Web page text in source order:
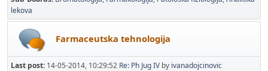
lekova
Farmaceutska tehnologija
Last post: 14-05-2014, 10:29:52 Re: Ph Jug IV by ivanadojcinovic